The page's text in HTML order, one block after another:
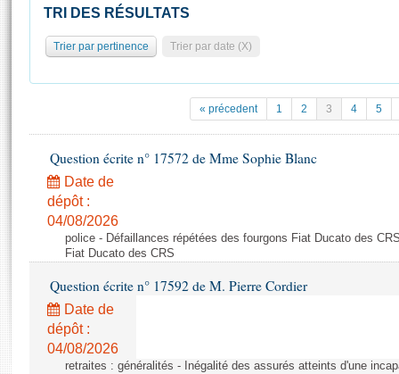
Pétitions
Projets de loi
Propositions de loi
Amendements
Textes adoptés
Rapports législatifs
Rapports sur l'application des lois
Baromètre de l’application des lois
Statistiques et chiffres clés
Documents de référence
( Constitution | Règlement de l'Assemblée ... )
Histoire
Juniors
Anciennes législatures
Contacts et plan d'accès
Photos libres de droit
TRI DES RÉSULTATS
Trier par pertinence Trier par date (X)
« précedent 1 2 3 4 5
Question écrite n° 17572 de Mme Sophie Blanc
Date de
dépôt :
04/08/2026
police - Défaillances répétées des fourgons Fiat Ducato des
Fiat Ducato des CRS
Question écrite n° 17592 de M. Pierre Cordier
Date de
dépôt :
04/08/2026
retraites : généralités - Inégalité des assurés atteints d'une